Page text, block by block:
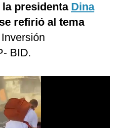
presidenta Dina
refirió al tema
BID.